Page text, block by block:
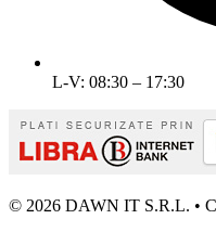
L-V: 08:30 – 17:30
© 2026 DAWN IT S.R.L. •